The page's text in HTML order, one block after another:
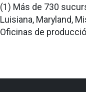
(1) Más de 730
Luisiana, Maryland,
Oficinas de